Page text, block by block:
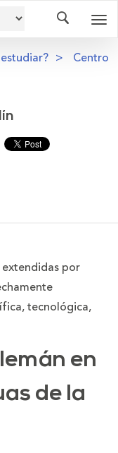
Centro
extendidas por
tecnológica,
en
de la